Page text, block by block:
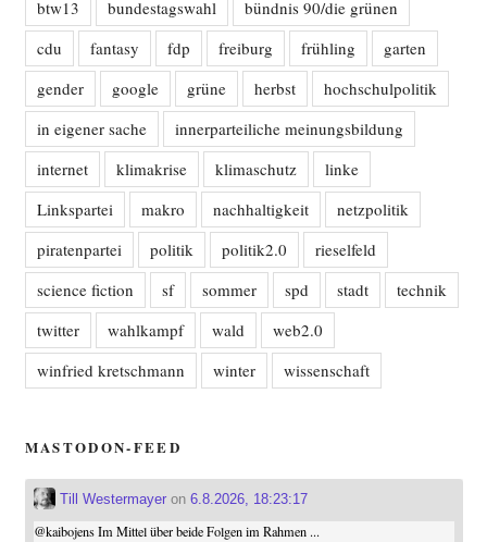
btw13 bundestagswahl
bündnis 90/die grünen
cdu
fantasy fdp freiburg frühling
garten
gender
google grüne herbst
hochschulpolitik
in eigener sache
innerparteiliche meinungsbildung
internet
klimakrise klimaschutz
linke
Linkspartei
makro nachhaltigkeit
netzpolitik
piratenpartei
politik politik2.0
rieselfeld
science fiction
sf sommer spd stadt
technik
twitter
wahlkampf wald
web2.0
winfried kretschmann
winter wissenschaft
MASTODON-FEED
Till Westermayeron 6.8.2026, 18:23:17
@kaibojensIm Mittel über beide Folgen im Rahmen ...